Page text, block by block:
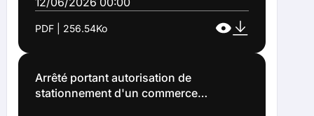
(Arrêté n°2026-1113)
PDF | 256.54Ko
Arrêté portant autorisation de
stationnement d'un commerce